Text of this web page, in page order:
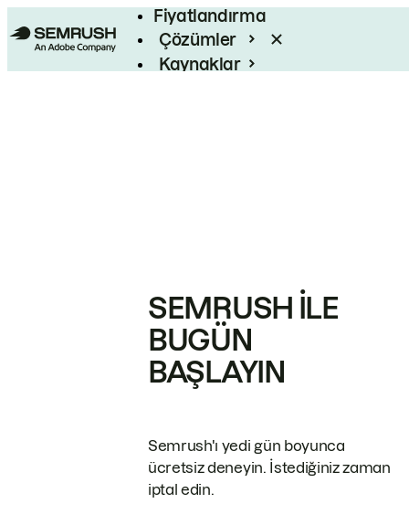
Fiyatlandırma
Çözümler
Kaynaklar
SEMRUSH ILE
BUGÜN
BAŞLAYIN
Semrush'ı yedi gün boyunca
ücretsiz deneyin. İstediğiniz zaman
iptal edin.